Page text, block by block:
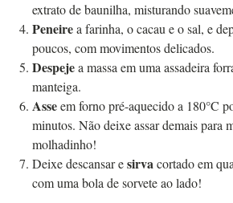
extrato de baunilha, misturando
Peneirea farinha, o cacau e o sal, e
poucos, com movimentos delicados.
Despejea massa em uma assadeira
manteiga.
Asseem forno pré-aquecido a 180°C
minutos. Não deixe assar demais para
molhadinho!
Deixe descansar esirvacortado em
com uma bola de sorvete ao lado!